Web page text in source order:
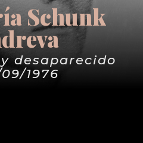
Schunk
desaparecido
1976